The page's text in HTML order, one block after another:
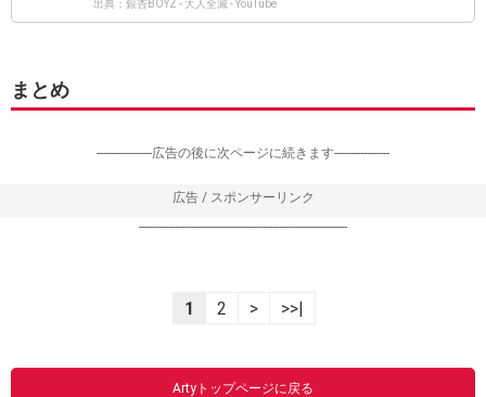
出典：銀杏BOYZ - 大人全滅 - YouTube
まとめ
-----------------広告の後に次ページに続きます-----------------
広告 / スポンサーリンク
----------------------------------------------------------------
1 2 > >>|
Artyトップページに戻る